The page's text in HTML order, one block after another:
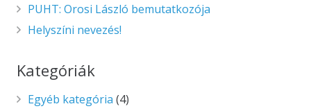
PUHT: Orosi László bemutatkozója
Helyszíni nevezés!
Kategóriák
Egyéb kategória (4)